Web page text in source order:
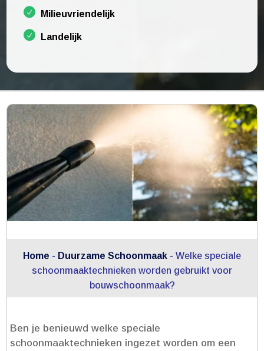
Milieuvriendelijk
Landelijk
Home - Duurzame Schoonmaak - Welke speciale
schoonmaaktechnieken worden gebruikt voor
bouwschoonmaak?
Ben je benieuwd welke speciale
schoonmaaktechnieken ingezet worden om een